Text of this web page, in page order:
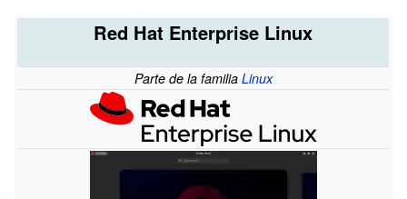
Red Hat Enterprise Linux
Parte de la familia Linux